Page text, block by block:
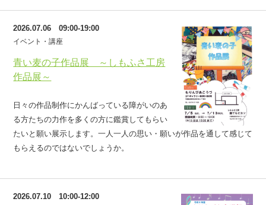
青い麦の子作品展 ～しもふさ工房
作品展～
2026.07.06 09:00-19:00
イベント・講座
日々の作品制作にかんばっている障がいのあ
る方たちの力作を多くの方に鑑賞してもらい
たいと願い展示します。一人一人の思い・願いが作品を通して感じて
もらえるのではないでしょうか。
2026.07.10 10:00-12:00